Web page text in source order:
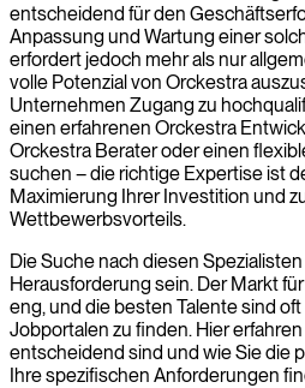
Geschäftswachstum vorantreiben.
entscheidend für den
Anpassung und Wartung einer
erfordert jedoch mehr als nur
volle Potenzial von Orckestra
Unternehmen Zugang zu
einen erfahrenen Orckestra
Orckestra Berater oder einen
suchen – die richtige Expertise ist
Maximierung Ihrer Investition und
Wettbewerbsvorteils.
Die Suche nach diesen
Herausforderung sein. Der Markt
eng, und die besten Talente sind
Jobportalen zu finden. Hier
entscheidend sind und wie Sie die
Ihre spezifischen Anforderungen